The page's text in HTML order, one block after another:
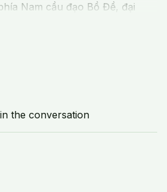
Nam cầu đạo Bồ Đề, đại
suốt, tình thương Đại bi, trí
luyện một mình, phát triển trí
lòng mình để thanh tịnh.
Không, Ngộ Năng, Ngộ Tịnh
the conversation